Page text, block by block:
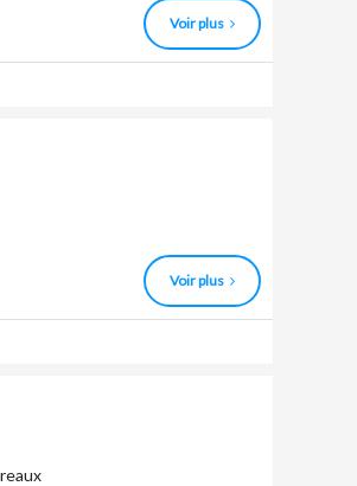
Voir plus
Voir plus